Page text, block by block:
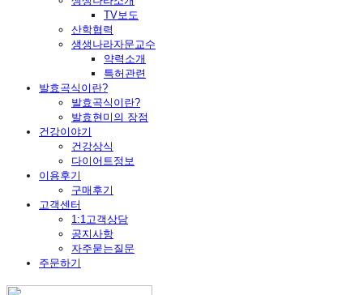
TV보도
산학협력
생생나라자문교수
약력소개
특허관련
발효곡식이란?
발효곡식이란?
발효현미의 장점
건강이야기
건강상식
다이어트정보
이용후기
구매후기
고객센터
1:1고객상담
공지사항
자주묻는질문
주문하기